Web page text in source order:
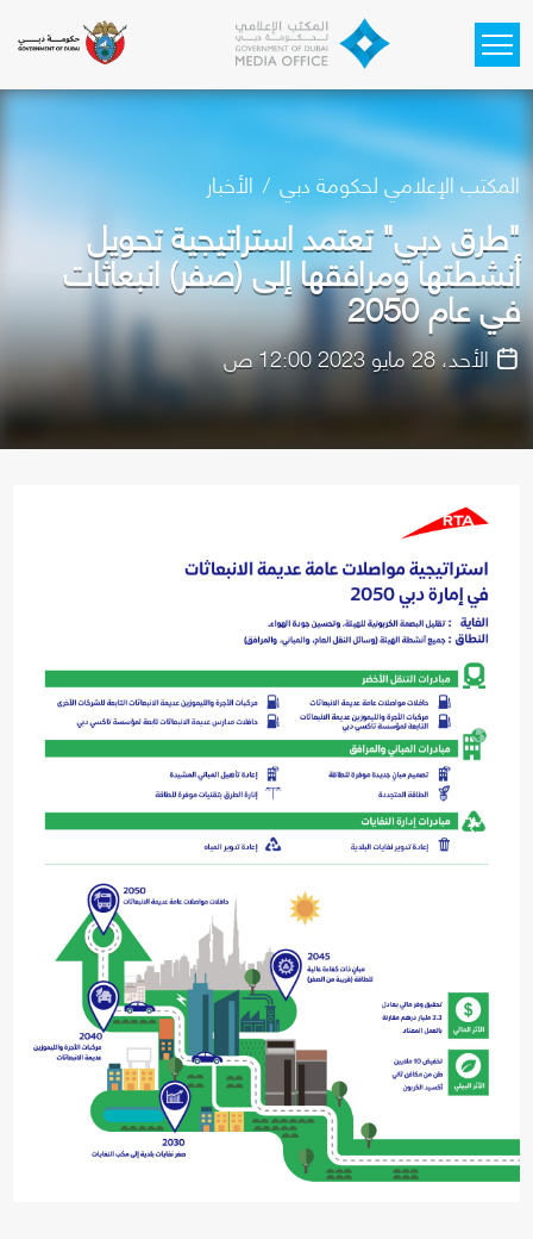
المكتب الإعلامي لحكومة دبي الأخبار
"طرق دبي" تعتمد استراتيجية تحويل
أنشطتها ومرافقها إلى (صفر) انبعاثات
في عام 2050
الأحد، 28 مايو 2023 12:00 ص